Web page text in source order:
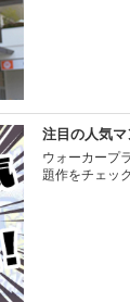
注目の人気マ
ウォーカープ
題作をチェッ